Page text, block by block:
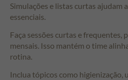
Simulações e listas curtas ajudam
essenciais.
Faça sessões curtas e frequentes,
mensais. Isso mantém o time
rotina.
Inclua tópicos como higienização,